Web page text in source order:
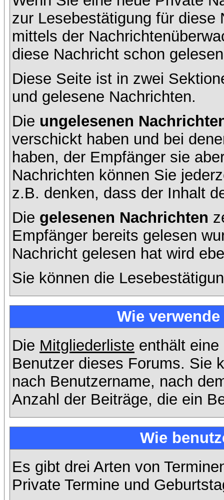
zur Lesebestätigung für diese
mittels der
diese Nachricht schon
Diese Seite ist in zwei
und gelesene Nachrichten.
Die ungelesenen
verschickt haben und bei
haben, der Empfänger sie
Nachrichten können Sie
z.B. denken, dass der Inhalt
Die gelesenen Nachrichten
Empfänger bereits gelesen
Nachricht gelesen hat wird
Sie können die
Wie
Die Mitgliederliste enthält
Benutzer dieses Forums. Sie
nach Benutzername, nach
Anzahl der Beiträge, die ein
Wie
Es gibt drei Arten von
Private Termine und